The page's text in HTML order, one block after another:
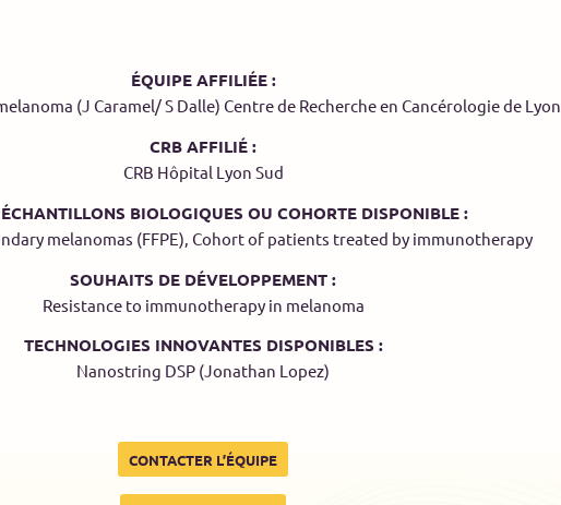
ÉQUIPE AFFILIÉE :
(J Caramel/ S Dalle) Centre de Recherche en Cancérologie de Lyon
CRB AFFILIÉ :
CRB Hôpital Lyon Sud
BIOLOGIQUES OU COHORTE DISPONIBLE :
melanomas (FFPE), Cohort of patients treated by immunotherapy
SOUHAITS DE DÉVELOPPEMENT :
Resistance to immunotherapy in melanoma
TECHNOLOGIES INNOVANTES DISPONIBLES :
Nanostring DSP (Jonathan Lopez)
CONTACTER L’ÉQUIPE